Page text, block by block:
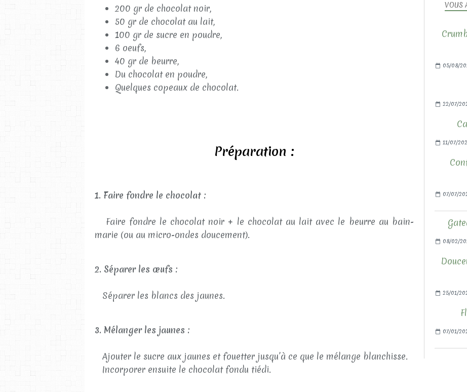
200 gr de chocolat noir,
50 gr de chocolat au lait,
100 gr de sucre en poudre,
6 oeufs,
40 gr de beurre,
Du chocolat en poudre,
Quelques copeaux de chocolat.
Préparation :
1. Faire fondre le chocolat :
Faire fondre le chocolat noir + le chocolat au lait avec le beurre au bain-
marie (ou au micro-ondes doucement).
2. Séparer les œufs :
Séparer les blancs des jaunes.
3. Mélanger les jaunes :
Ajouter le sucre aux jaunes et fouetter jusqu’à ce que le mélange blanchisse.
Incorporer ensuite le chocolat fondu tiédi.
VOUS
05/08/
22/07/
11/07/
07/07/
08/02/
25/01/
07/01/